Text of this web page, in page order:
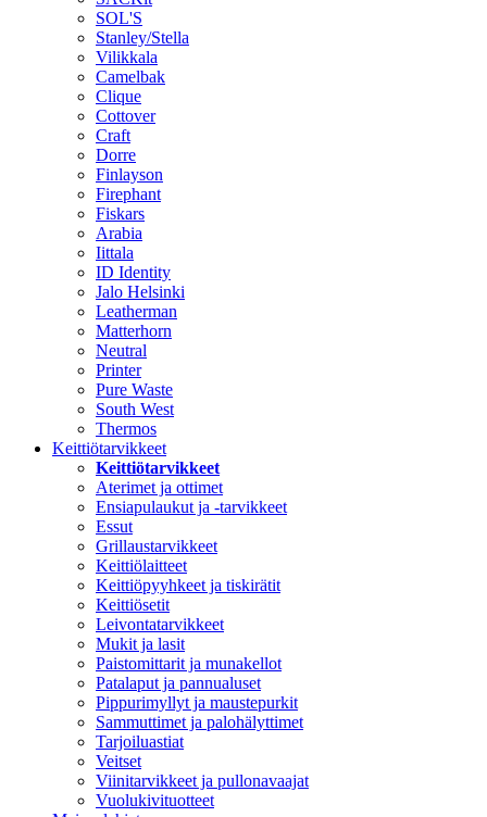
SOL'S
Stanley/Stella
Vilikkala
Camelbak
Clique
Cottover
Craft
Dorre
Finlayson
Firephant
Fiskars
Arabia
Iittala
ID Identity
Jalo Helsinki
Leatherman
Matterhorn
Neutral
Printer
Pure Waste
South West
Thermos
Keittiötarvikkeet
Keittiötarvikkeet
Aterimet ja ottimet
Ensiapulaukut ja -tarvikkeet
Essut
Grillaustarvikkeet
Keittiölaitteet
Keittiöpyyhkeet ja tiskirätit
Keittiösetit
Leivontatarvikkeet
Mukit ja lasit
Paistomittarit ja munakellot
Patalaput ja pannualuset
Pippurimyllyt ja maustepurkit
Sammuttimet ja palohälyttimet
Tarjoiluastiat
Veitset
Viinitarvikkeet ja pullonavaajat
Vuolukivituotteet